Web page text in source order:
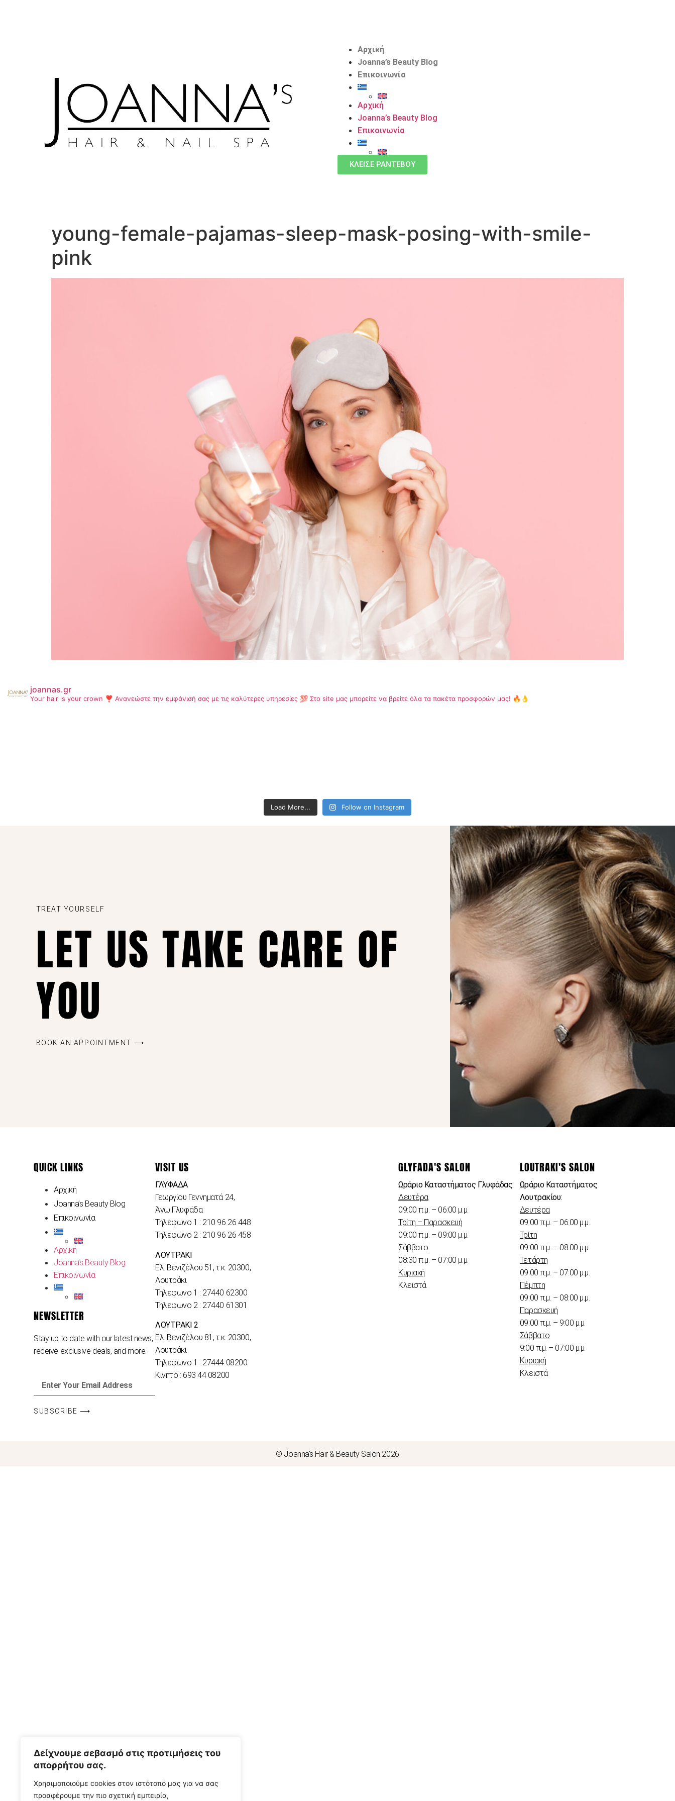
Δείχνουμε σεβασμό στις προτιμήσεις του
απορρήτου σας.
Χρησιμοποιούμε cookies στον ιστότοπό μας για να σας
προσφέρουμε την πιο σχετική εμπειρία,
Αρχική
Joanna’s Beauty Blog
Επικοινωνία
Αρχική
Joanna’s Beauty Blog
Επικοινωνία
ΚΛΕΙΣΕ ΡΑΝΤΕΒΟΥ
young-female-pajamas-sleep-mask-posing-with-smile-
pink
joannas.gr
Your hair is your crown ❣ Ανανεώστε την εμφάνισή σας με τις καλύτερες υπηρεσίες 💯 Στο site μας μπορείτε να βρείτε όλα τα πακέτα προσφορών μας! 🔥👌
Load More... Follow on Instagram
TREAT YOURSELF
LET US TAKE CARE OF
YOU
BOOK AN APPOINTMENT ⟶
QUICK LINKS
Αρχική
Joanna’s Beauty Blog
Επικοινωνία
Αρχική
Joanna’s Beauty Blog
Επικοινωνία
NEWSLETTER
Stay up to date with our latest news,
receive exclusive deals, and more.
SUBSCRIBE ⟶
VISIT US
ΓΛΥΦΑΔΑ
Γεωργίου Γεννηματά 24,
Άνω Γλυφάδα
Τηλεφωνο 1 : 210 96 26 448
Τηλεφωνο 2 : 210 96 26 458
ΛΟΥΤΡΑΚΙ
Ελ. Βενιζέλου 51, τ.κ. 20300,
Λουτράκι
Τηλεφωνο 1 : 27440 62300
Τηλεφωνο 2 : 27440 61301
ΛΟΥΤΡΑΚΙ 2
Ελ. Βενιζέλου 81, τ.κ. 20300,
Λουτράκι
Τηλεφωνο 1 : 27444 08200
Κινητό : 693 44 08200
GLYFADA'S SALON
Ωράριο Καταστήματος Γλυφάδας:
Δευτέρα
09:00 π.μ. – 06:00 μ.μ.
Τρίτη – Παρασκευή
09:00 π.μ. – 09:00 μ.μ.
Σάββατο
08:30 π.μ. – 07:00 μ.μ.
Κυριακή
Κλειστά
LOUTRAKI'S SALON
Ωράριο Καταστήματος
Λουτρακίου:
Δευτέρα
09:00 π.μ. – 06:00 μ.μ.
Τρίτη
09:00 π.μ. – 08:00 μ.μ.
Τετάρτη
09:00 π.μ. – 07:00 μ.μ.
Πέμπτη
09:00 π.μ. – 08:00 μ.μ.
Παρασκευή
09:00 π.μ. – 9:00 μ.μ.
Σάββατο
9:00 π.μ. – 07:00 μ.μ.
Κυριακή
Κλειστά
© Joanna's Hair & Beauty Salon 2026
Συπληρώστε διεύθυνση email